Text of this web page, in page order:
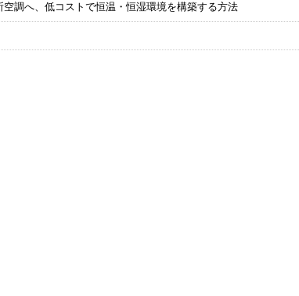
調へ、低コストで恒温・恒湿環境を構築する方法